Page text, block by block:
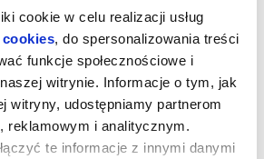
cookie w celu realizacji usług
, do spersonalizowania treści
funkcje społecznościowe i
witrynie. Informacje o tym, jak
witryny, udostępniamy partnerom
reklamowym i analitycznym.
te informacje z innymi danymi